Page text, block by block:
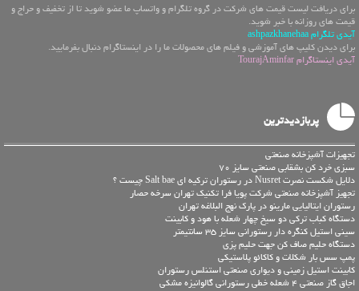
برای دریافت لیست قیمت های شرکت در گروه تلگرام و واتساپ ما عضو شوید تا از تخفیف و حراج و
قیمت های روزانه با خبر شوید.
آیدی تلگرام ashpazkhanehaa
برای دیدن کلیپ های آموزشی و فیلم های محصولات ما را در اینستاگرام دنبال بفرمایید.
آیدی اینستاگرام TourajAminfar
پربازدیدترین
تجهیزات آشپزخانه صنعتی
سبزی خرد کن بشقابی صنعتی سایز 70
دلایل شکست نصرت Nusret در رستوران ترکیه ای Salt bae چیست ؟
تجهیز آشپزخانه صنعتی شرکت پویا فرا تکنیک تهران سرخه حصار
رستوران ایتالیایی مارینو در پارک نهج البلاغه تهران
دستگاه کباب ترکی دو سیخ چهار شعله با هود و کابینت
سینی استیل کنگره دار رستورانی سایز 35 سانتیمتر
دستگاه حلیم صاف کن جهت حلیم پزی
پمپ سس بار شکلات و کاکائو پلاستیکی
کابینت استیل زمینی و دیواری صنعتی استنلس رستوران
اجاق گاز صنعتی 4 شعله خطی رستورانی گالوانیزه مشکی